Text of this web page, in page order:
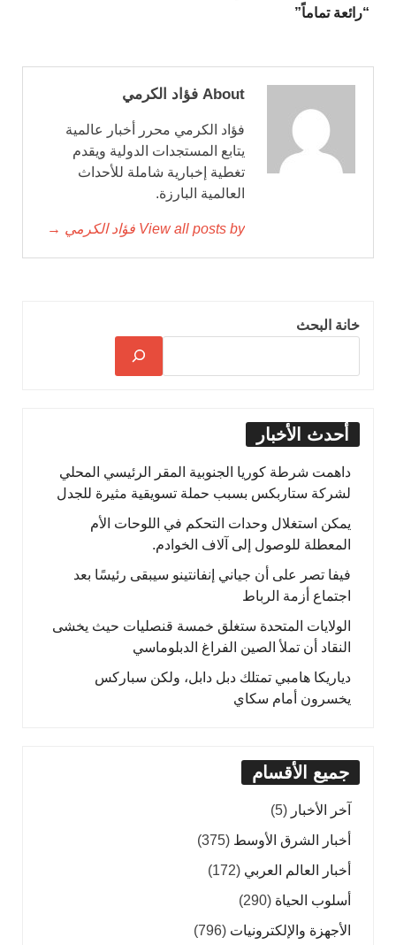
“رائعة تماماً”
About فؤاد الكرمي
فؤاد الكرمي محرر أخبار عالمية
يتابع المستجدات الدولية ويقدم
تغطية إخبارية شاملة للأحداث
العالمية البارزة.
View all posts by فؤاد الكرمي →
خانة البحث
أحدث الأخبار
داهمت شرطة كوريا الجنوبية المقر الرئيسي المحلي
لشركة ستاربكس بسبب حملة تسويقية مثيرة للجدل
يمكن استغلال وحدات التحكم في اللوحات الأم
المعطلة للوصول إلى آلاف الخوادم.
فيفا تصر على أن جياني إنفانتينو سيبقى رئيسًا بعد
اجتماع أزمة الرباط
الولايات المتحدة ستغلق خمسة قنصليات حيث يخشى
النقاد أن تملأ الصين الفراغ الدبلوماسي
دياريكا هامبي تمتلك دبل دابل، ولكن سباركس
يخسرون أمام سكاي
جميع الأقسام
آخر الأخبار (5)
أخبار الشرق الأوسط (375)
أخبار العالم العربي (172)
أسلوب الحياة (290)
الأجهزة والإلكترونيات (796)